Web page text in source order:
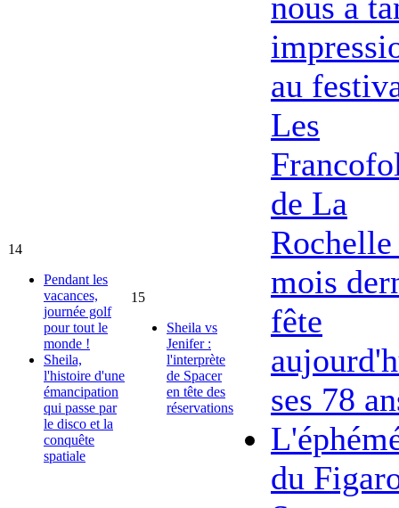
14
Pendant les
vacances,
journée golf
pour tout le
monde !
Sheila,
l'histoire d'une
émancipation
qui passe par
le disco et la
conquête
spatiale
15
Sheila vs
Jenifer :
l'interprète
de Spacer
en tête des
réservations
au
Les
de La
mois
fête
ses 78
du